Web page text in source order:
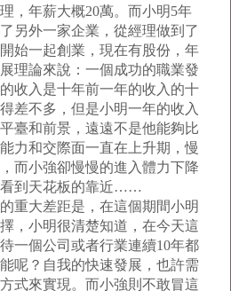
，年薪大概20萬。而小明5年
另外一家企業，從經理做到了
始一起創業，現在有股份，年
理論來說：一個成功的職業發
收入是十年前一年的收入的十
差不多，但是小明一年的收入
臺和前景，遠遠不是他能夠比
力和交際面一直在上升期，慢
而小強卻慢慢的進入體力下降
看到天花板的靠近……
大差距是，在這個期間小明
，小明很清楚知道，在今天這
一個公司或者行業連續10年都
呢？自我的快速發展，也許需
式來實現。而小強則不敢冒這